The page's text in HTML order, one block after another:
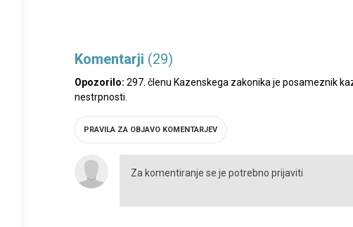
Komentarji (29)
Opozorilo: 297. členu Kazenskega zakonika je posameznik
nestrpnosti.
PRAVILA ZA OBJAVO KOMENTARJEV